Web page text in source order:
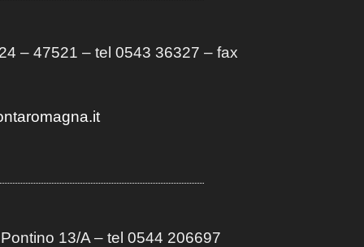
– 47521 – tel 0543 36327 – fax
13/A– tel 0544 206697